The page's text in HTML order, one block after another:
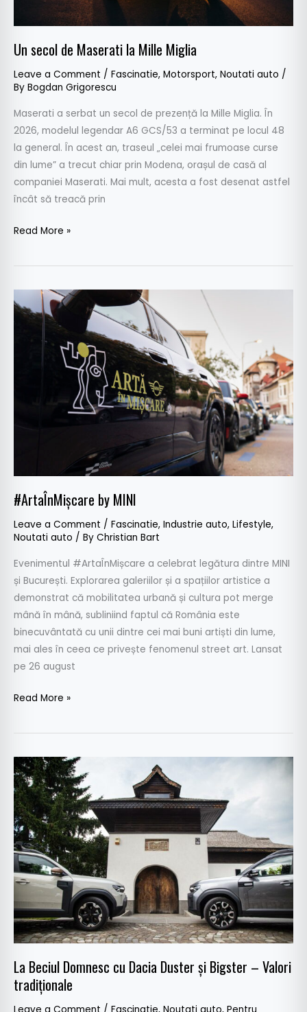
Un secol de Maserati la Mille Miglia
Leave a Comment / Fascinatie, Motorsport, Noutati auto /
By Bogdan Grigorescu
Maserati a serbat un secol de prezență la Mille Miglia. În
2026, modelul legendar A6 GCS/53 a terminat pe locul 48
la general. În acest an, traseul „celei mai frumoase curse
din lume” a trecut chiar prin Modena, orașul de casă al
companiei Maserati. Mai mult, acesta a fost desenat astfel
încât să treacă prin
Read More »
#ArtaÎnMișcare by MINI
Leave a Comment / Fascinatie, Industrie auto, Lifestyle,
Noutati auto / By Christian Bart
Evenimentul #ArtaÎnMișcare a celebrat legătura dintre MINI
și București. Explorarea galeriilor și a spațiilor artistice a
demonstrat că mobilitatea urbană și cultura pot merge
mână în mână, subliniind faptul că România este
binecuvântată cu unii dintre cei mai buni artiști din lume,
mai ales în ceea ce privește fenomenul street art. Lansat
pe 26 august
#ArtaÎnMișcare
by
Read More »
La Beciul Domnesc cu Dacia Duster și Bigster – Valori
tradiționale
La
Beciul
Domnesc
cu
Dacia
Duster
și
Bigster
–
Valori
tradiționale